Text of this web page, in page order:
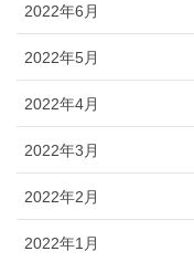
2022年6月
2022年5月
2022年4月
2022年3月
2022年2月
2022年1月